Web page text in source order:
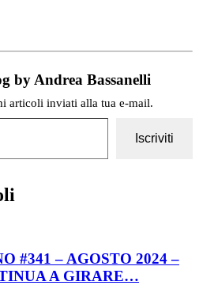
by Andrea Bassanelli
articoli inviati alla tua e-mail.
Iscriviti
#341 – AGOSTO 2024 –
A GIRARE…